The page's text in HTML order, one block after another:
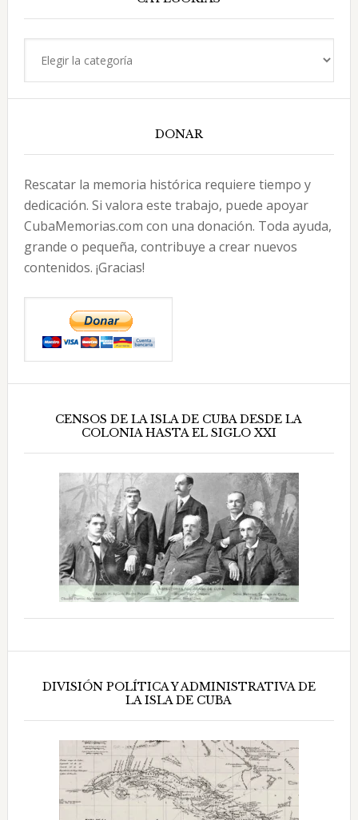
DONAR
Rescatar la memoria histórica requiere tiempo y
dedicación. Si valora este trabajo, puede apoyar
CubaMemorias.com con una donación. Toda ayuda,
grande o pequeña, contribuye a crear nuevos
contenidos. ¡Gracias!
CENSOS DE LA ISLA DE CUBA DESDE LA
COLONIA HASTA EL SIGLO XXI
DIVISIÓN POLÍTICA Y ADMINISTRATIVA DE
LA ISLA DE CUBA